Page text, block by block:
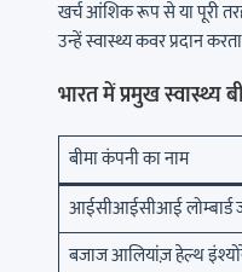
खर्च आंशिक रूप से या पूरी तरह
उन्हें स्वास्थ्य कवर प्रदान
भारत में प्रमुख
बीमा कंपनी का नाम
आईसीआईसीआई लोम्बार्ड
बजाज आलियांज़ हेल्थ